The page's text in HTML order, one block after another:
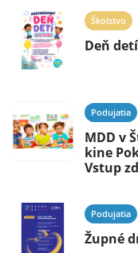
Školstvo
Deň
Podujatia
MDD v
kine
Vstup
Podujatia
Župné